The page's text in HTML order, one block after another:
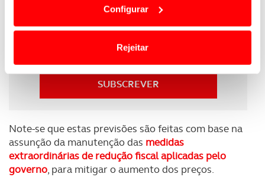
termos e a todo o tempo as suas preferências e limitando
o acesso a informações durante a navegação no
personalizar conteúdos e anúncios, para lhe proporcionar
funcionalidades de redes sociais, bem como para
Adicionalmente partilhamos informação, relativa à sua
utilização do nosso site de publicidade e de análise, com
parceiros e organizações na UE e em países terceiros.
Configurar
Rejeitar
Newsletter Revista
do universo ACP.
SUBSCREVER
Note-se que estas previsões são feitas com base na
assunção da manutenção das medidas
extraordinárias de redução fiscal aplicadas pelo
governo, para mitigar o aumento dos preços.